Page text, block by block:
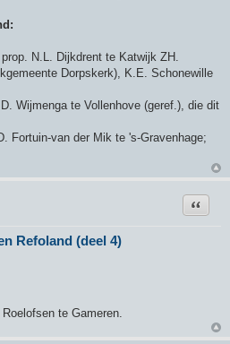
N.L. Dijkdrent te Katwijk ZH.
Dorpskerk), K.E. Schonewille
Wijmenga te Vollenhove (geref.), die dit
Fortuin-van der Mik te 's-Gravenhage;
Refoland (deel 4)
Citeer
te Gameren.